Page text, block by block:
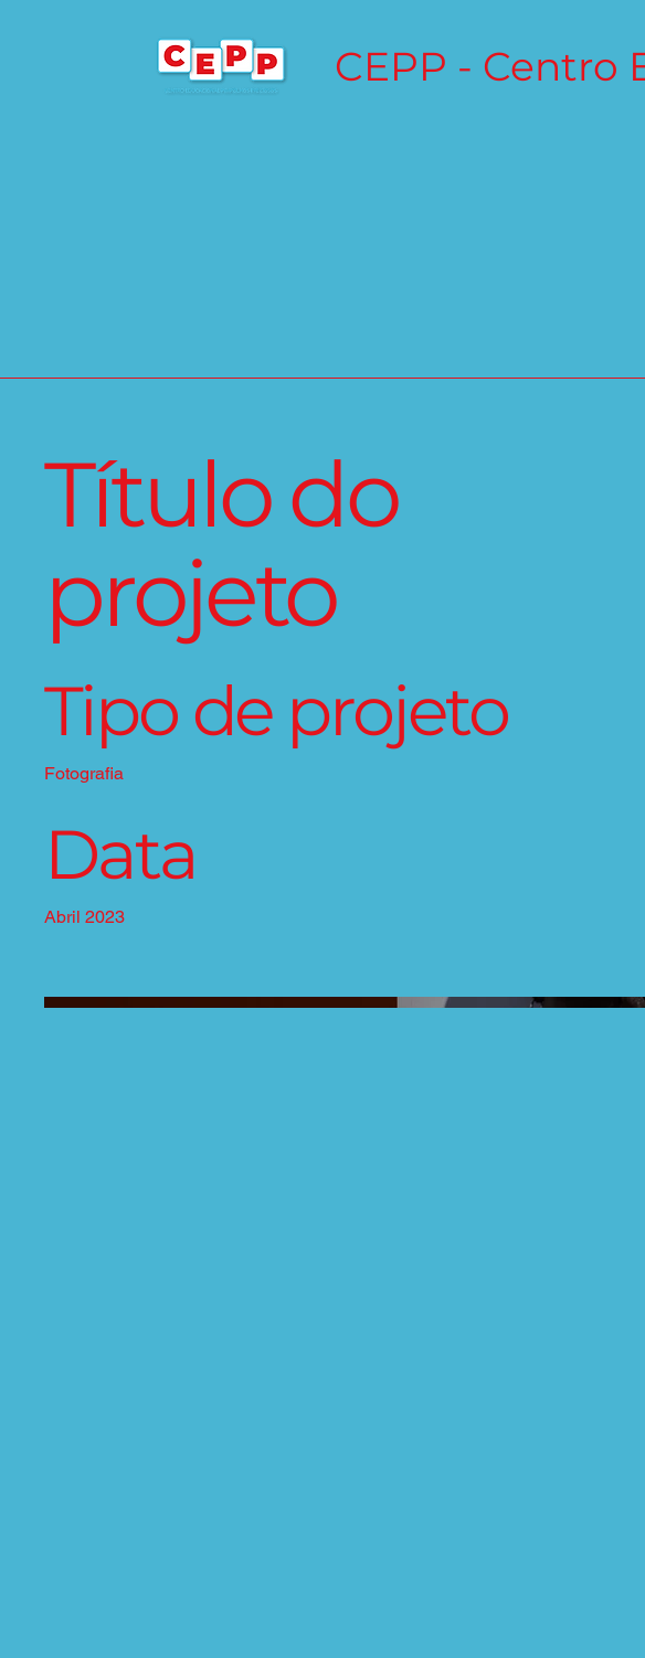
CEPP - Centro
Título do
projeto
Tipo de projeto
Fotografia
Data
Abril 2023